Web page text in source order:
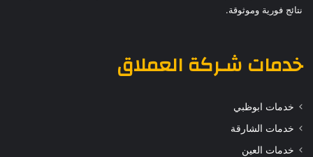
نتائج فورية وموثوقة.
خدمات شـركة العملاق
خدمات ابوظبي
خدمات الشارقة
خدمات العين